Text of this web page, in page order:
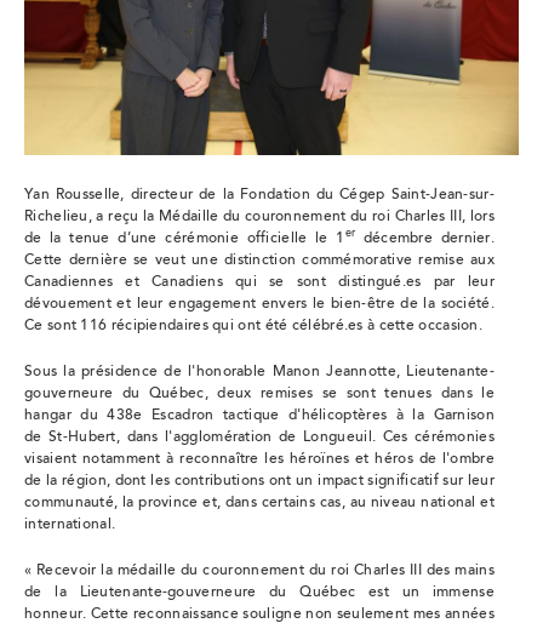
Yan Rousselle, directeur de la Fondation du Cégep Saint-Jean-sur-
Richelieu, a reçu la Médaille du couronnement du roi Charles III, lors
de la tenue d’une cérémonie officielle le 1 er
décembre dernier.
Cette dernière se veut une distinction commémorative remise aux
Canadiennes et Canadiens qui se sont distingué.es par leur
dévouement et leur engagement envers le bien-être de la société.
Ce sont 116 récipiendaires qui ont été célébré.es à cette occasion.
Sous la présidence de l'honorable Manon Jeannotte, Lieutenante-
gouverneure du Québec, deux remises se sont tenues dans le
hangar du 438e Escadron tactique d'hélicoptères à la Garnison
de St-Hubert, dans l'agglomération de Longueuil. Ces cérémonies
visaient notamment à reconnaître les héroïnes et héros de l'ombre
de la région, dont les contributions ont un impact significatif sur leur
communauté, la province et, dans certains cas, au niveau national et
international.
« Recevoir la médaille du couronnement du roi Charles III des mains
de la Lieutenante-gouverneure du Québec est un immense
honneur. Cette reconnaissance souligne non seulement mes années